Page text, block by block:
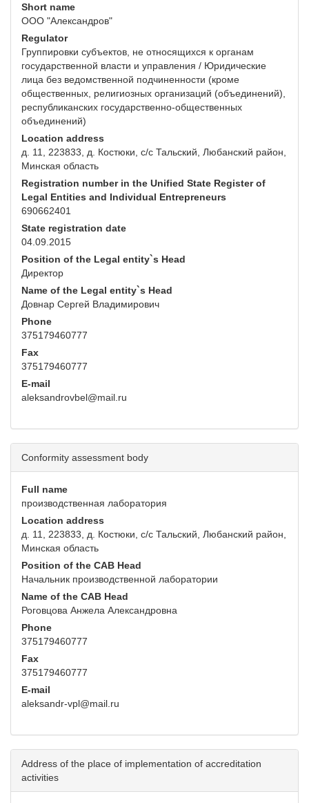
Short name
ООО "Александров"
Regulator
Группировки субъектов, не относящихся к органам
государственной власти и управления / Юридические
лица без ведомственной подчиненности (кроме
общественных, религиозных организаций (объединений),
республиканских государственно-общественных
объединений)
Location address
д. 11, 223833, д. Костюки, с/с Тальский, Любанский район,
Минская область
Registration number in the Unified State Register of
Legal Entities and Individual Entrepreneurs
690662401
State registration date
04.09.2015
Position of the Legal entity`s Head
Директор
Name of the Legal entity`s Head
Довнар Сергей Владимирович
Phone
375179460777
Fax
375179460777
E-mail
aleksandrovbel@mail.ru
Conformity assessment body
Full name
производственная лаборатория
Location address
д. 11, 223833, д. Костюки, с/с Тальский, Любанский район,
Минская область
Position of the CAB Head
Начальник производственной лаборатории
Name of the CAB Head
Роговцова Анжела Александровна
Phone
375179460777
Fax
375179460777
E-mail
aleksandr-vpl@mail.ru
Address of the place of implementation of accreditation
activities